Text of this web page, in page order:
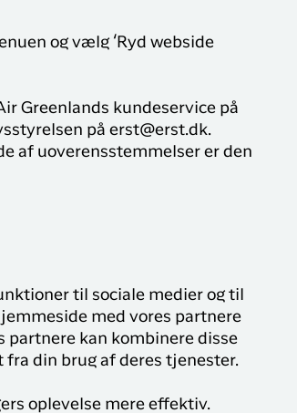
og vælg ‘Ryd webside
Greenlands kundeservice på
på erst@erst.dk.
af uoverensstemmelser er den
til sociale medier og til
med vores partnere
partnere kan kombinere disse
fra din brug af deres tjenester.
oplevelse mere effektiv.